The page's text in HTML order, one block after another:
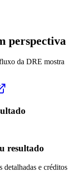
perspectiva
da DRE mostra
resultado
detalhadas e créditos